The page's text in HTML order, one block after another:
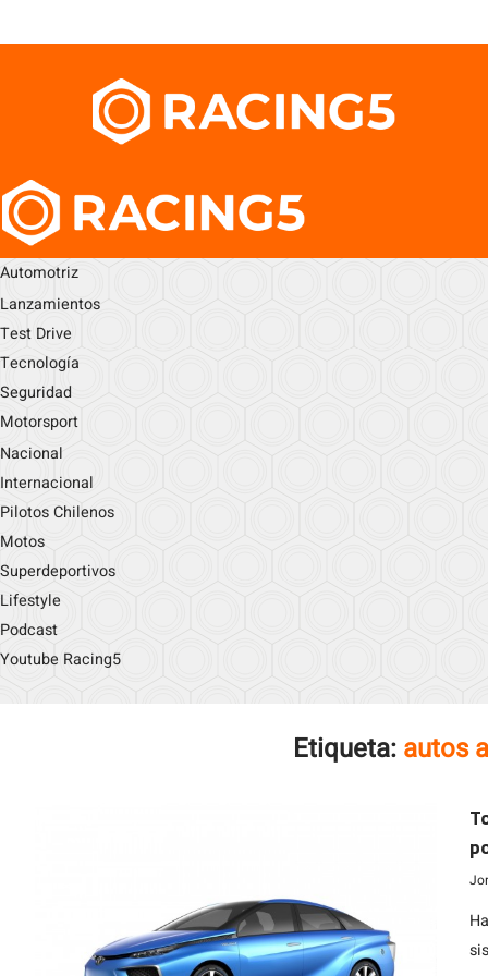
Automotriz
Lanzamientos
Test Drive
Tecnología
Seguridad
Motorsport
Nacional
Internacional
Pilotos Chilenos
Motos
Superdeportivos
Lifestyle
Podcast
Youtube Racing5
Etiqueta: autos